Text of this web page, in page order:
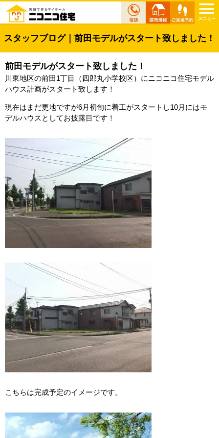
スタッフブログ｜前田モデルがスタート致しました！
前田モデルがスタート致しました！
川東地区の前田1丁目（四郎丸小学校区）にニコニコ住宅モデル
ハウス計画がスタート致します！
現在はまだ更地ですが6月初旬に着工がスタートし10月にはモ
デルハウスとしてお披露目です！
こちらは完成予定のイメージです。